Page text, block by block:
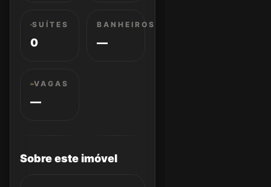
SUÍTES
0
BANHEIROS
—
VAGAS
—
Sobre este imóvel